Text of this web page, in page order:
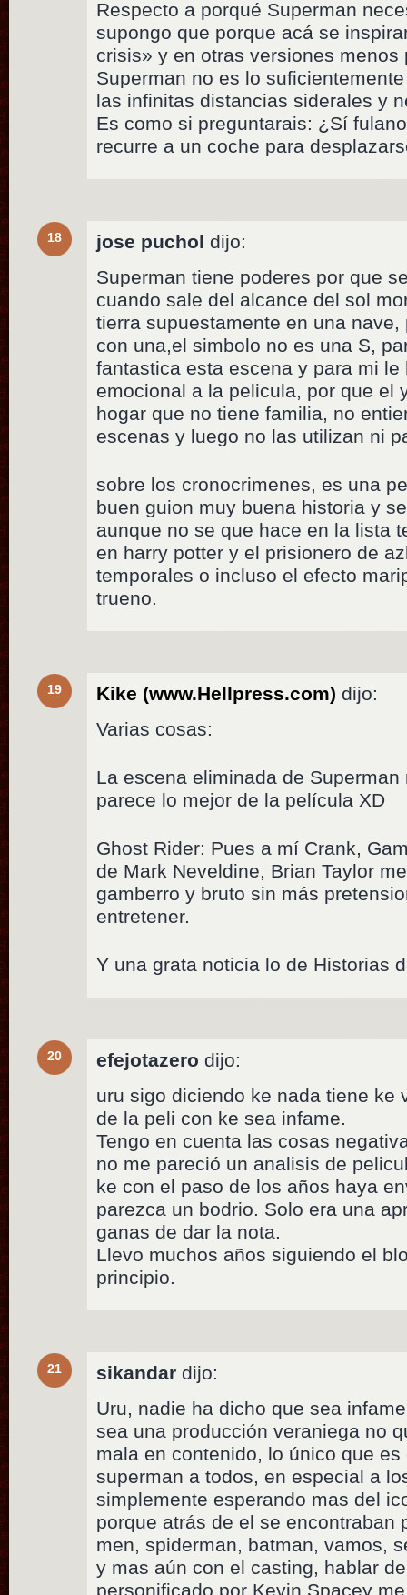
Respecto a porqué Superman
supongo que porque acá se
crisis» y en otras versiones menos
Superman no es lo
las infinitas distancias siderales y
Es como si preguntarais: ¿Sí
recurre a un coche para
18 jose puchol dijo:
Superman tiene poderes por que
cuando sale del alcance del sol
tierra supuestamente en una
con una,el simbolo no es una S,
fantastica esta escena y para mi
emocional a la pelicula, por que el
hogar que no tiene familia, no
escenas y luego no las utilizan ni
sobre los cronocrimenes, es una
buen guion muy buena historia y
aunque no se que hace en la lista
en harry potter y el prisionero de
temporales o incluso el efecto
trueno.
19 Kike (www.Hellpress.com) dijo:
Varias cosas:
La escena eliminada de
parece lo mejor de la película XD
Ghost Rider: Pues a mí Crank,
de Mark Neveldine, Brian Taylor
gamberro y bruto sin más
entretener.
Y una grata noticia lo de Historias
20 efejotazero dijo:
uru sigo diciendo ke nada tiene ke
de la peli con ke sea infame.
Tengo en cuenta las cosas
no me pareció un analisis de
ke con el paso de los años haya
parezca un bodrio. Solo era una
ganas de dar la nota.
Llevo muchos años siguiendo el
principio.
21 sikandar dijo:
Uru, nadie ha dicho que sea
sea una producción veraniega no
mala en contenido, lo único que
superman a todos, en especial a
simplemente esperando mas del
porque atrás de el se encontraban
men, spiderman, batman, vamos,
y mas aún con el casting, hablar
personificado por Kevin Spacey